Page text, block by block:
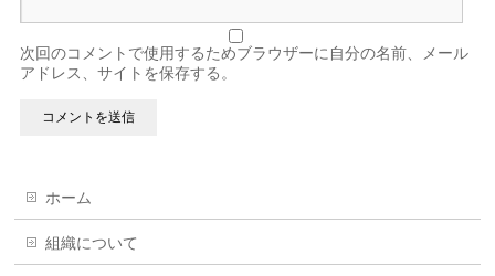
次回のコメントで使用するためブラウザーに自分の名前、メール
アドレス、サイトを保存する。
ホーム
組織について